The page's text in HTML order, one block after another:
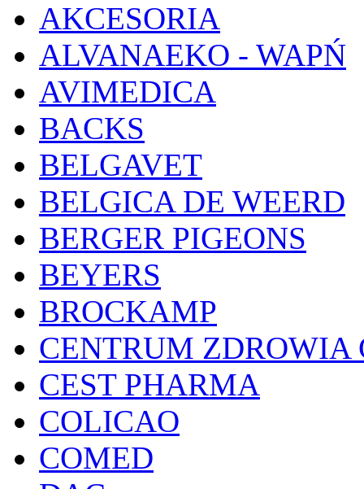
AKCESORIA
ALVANAEKO - WAPŃ
AVIMEDICA
BACKS
BELGAVET
BELGICA DE WEERD
BERGER PIGEONS
BEYERS
BROCKAMP
CENTRUM ZDROWIA
CEST PHARMA
COLICAO
COMED